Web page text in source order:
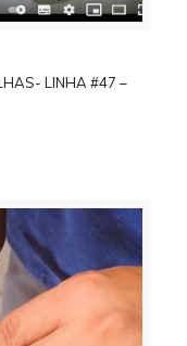
LINHA #47 –